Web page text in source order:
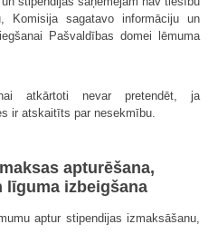
Komisija sagatavo informāciju un
Pašvaldības domei lēmuma
atkārtoti nevar pretendēt, ja
ir atskaitīts par nesekmību.
apturēšana,
līguma izbeigšana
aptur stipendijas izmaksāšanu,